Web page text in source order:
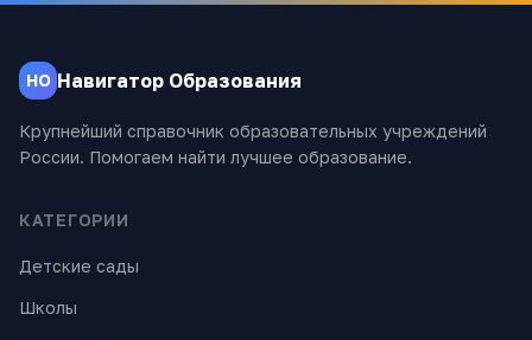
НО Навигатор Образования
Крупнейший справочник образовательных учреждений
России. Помогаем найти лучшее образование.
КАТЕГОРИИ
Детские сады
Школы